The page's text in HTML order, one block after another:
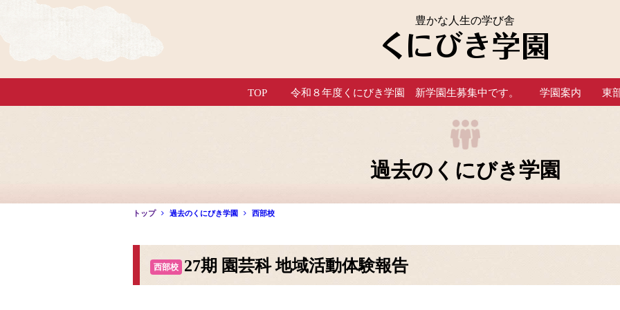
豊かな人生の学び舎
TOP 令和８年度くにびき学園 新学園生募集中です。 学園案内 東
過去のくにびき学園
トップ 過去のくにびき学園 西部校
西部校 27期 園芸科 地域活動体験報告